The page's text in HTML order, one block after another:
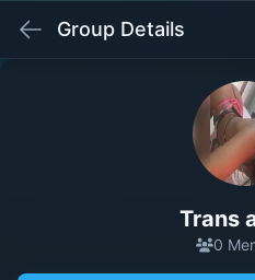
Group Details
Trans
0